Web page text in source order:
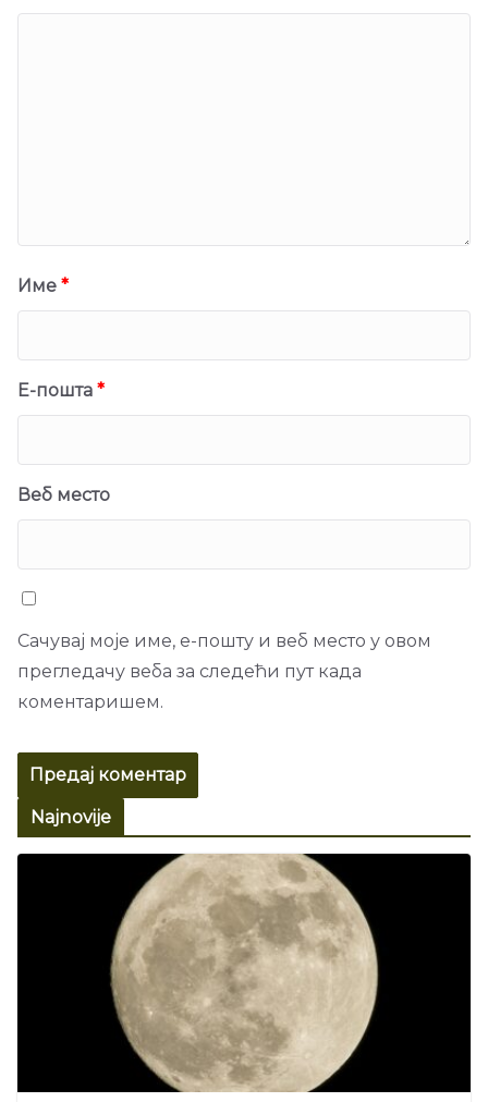
Име *
Е-пошта *
Веб место
Сачувај моје име, е-пошту и веб место у овом
прегледачу веба за следећи пут када
коментаришем.
Najnovije